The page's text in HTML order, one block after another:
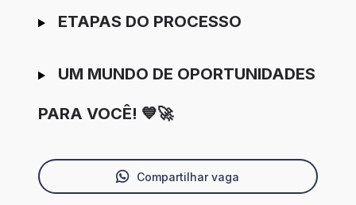
ETAPAS DO PROCESSO
UM MUNDO DE OPORTUNIDADES
PARA VOCÊ! 💙🚀
Compartilhar vaga